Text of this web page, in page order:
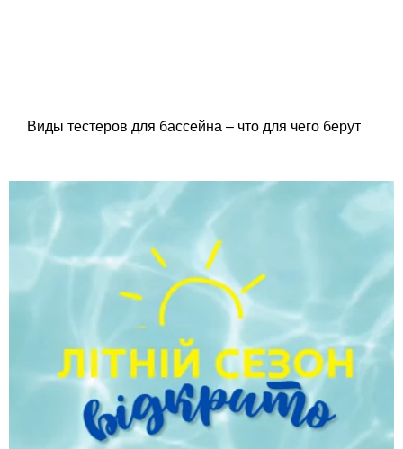
Виды тестеров для бассейна – что для чего берут